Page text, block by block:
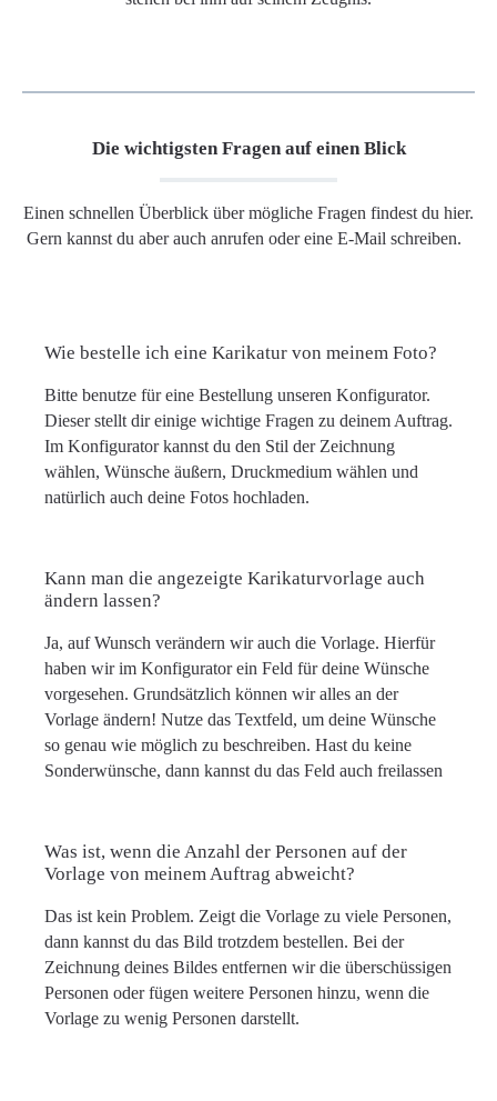
Die wichtigsten Fragen auf einen Blick
Einen schnellen Überblick über mögliche Fragen findest du hier.
Gern kannst du aber auch anrufen oder eine E-Mail schreiben.
Wie bestelle ich eine Karikatur von meinem Foto?
Bitte benutze für eine Bestellung unseren Konfigurator.
Dieser stellt dir einige wichtige Fragen zu deinem Auftrag.
Im Konfigurator kannst du den Stil der Zeichnung
wählen, Wünsche äußern, Druckmedium wählen und
natürlich auch deine Fotos hochladen.
Kann man die angezeigte Karikaturvorlage auch
ändern lassen?
Ja, auf Wunsch verändern wir auch die Vorlage. Hierfür
haben wir im Konfigurator ein Feld für deine Wünsche
vorgesehen. Grundsätzlich können wir alles an der
Vorlage ändern! Nutze das Textfeld, um deine Wünsche
so genau wie möglich zu beschreiben. Hast du keine
Sonderwünsche, dann kannst du das Feld auch freilassen
Was ist, wenn die Anzahl der Personen auf der
Vorlage von meinem Auftrag abweicht?
Das ist kein Problem. Zeigt die Vorlage zu viele Personen,
dann kannst du das Bild trotzdem bestellen. Bei der
Zeichnung deines Bildes entfernen wir die überschüssigen
Personen oder fügen weitere Personen hinzu, wenn die
Vorlage zu wenig Personen darstellt.